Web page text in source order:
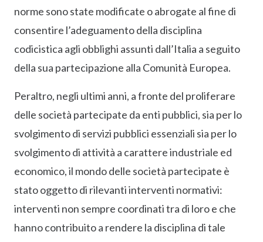
norme sono state modificate o abrogate al fine di
consentire l’adeguamento della disciplina
codicistica agli obblighi assunti dall’Italia a seguito
della sua partecipazione alla Comunità Europea.
Peraltro, negli ultimi anni, a fronte del proliferare
delle società partecipate da enti pubblici, sia per lo
svolgimento di servizi pubblici essenziali sia per lo
svolgimento di attività a carattere industriale ed
economico, il mondo delle società partecipate è
stato oggetto di rilevanti interventi normativi:
interventi non sempre coordinati tra di loro e che
hanno contribuito a rendere la disciplina di tale